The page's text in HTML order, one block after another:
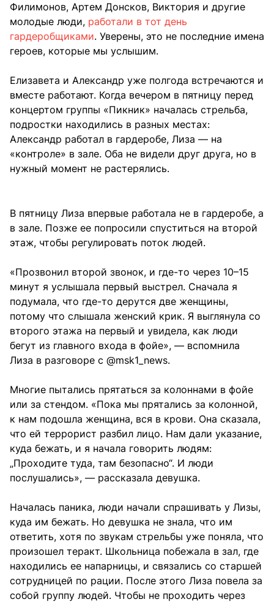
Филимонов, Артем Донсков, Виктория и другие
молодые люди, работали в тот день
гардеробщиками. Уверены, это не последние имена
героев, которые мы услышим.
Елизавета и Александр уже полгода встречаются и
вместе работают. Когда вечером в пятницу перед
концертом группы «Пикник» началась стрельба,
подростки находились в разных местах:
Александр работал в гардеробе, Лиза — на
«контроле» в зале. Оба не видели друг друга, но в
нужный момент не растерялись.
В пятницу Лиза впервые работала не в гардеробе, а
в зале. Позже ее попросили спуститься на второй
этаж, чтобы регулировать поток людей.
«Прозвонил второй звонок, и где-то через 10–15
минут я услышала первый выстрел. Сначала я
подумала, что где-то дерутся две женщины,
потому что слышала женский крик. Я выглянула со
второго этажа на первый и увидела, как люди
бегут из главного входа в фойе», — вспомнила
Лиза в разговоре с @msk1_news.
Многие пытались прятаться за колоннами в фойе
или за стендом. «Пока мы прятались за колонной,
к нам подошла женщина, вся в крови. Она сказала,
что ей террорист разбил лицо. Нам дали указание,
куда бежать, и я начала говорить людям:
„Проходите туда, там безопасно“. И люди
послушались», — рассказала девушка.
Началась паника, люди начали спрашивать у Лизы,
куда им бежать. Но девушка не знала, что им
ответить, хотя по звукам стрельбы уже поняла, что
произошел теракт. Школьница побежала в зал, где
находились ее напарницы, и связались со старшей
сотрудницей по рации. После этого Лиза повела за
собой группу людей. Чтобы не проходить через